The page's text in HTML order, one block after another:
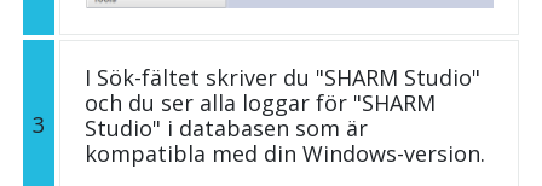
3
I Sök-fältet skriver du "SHARM Studio"
och du ser alla loggar för "SHARM
Studio" i databasen som är
kompatibla med din Windows-version.